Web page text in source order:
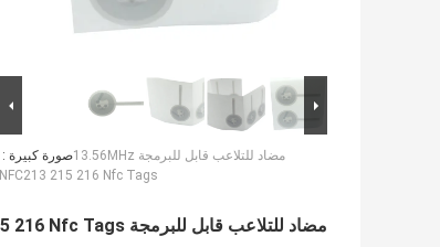
صورة كبيرة :مضاد للتلاعب قابل للبرمجة 13.56MHz
NFC213 215 216 Nfc Tags
مضاد للتلاعب قابل للبرمجة 13.56MHz NFC213 215 216 Nfc Tags